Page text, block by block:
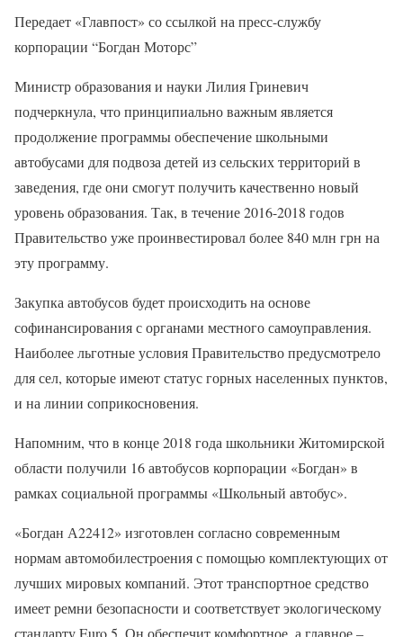
Передает «Главпост» со ссылкой на пресс-службу
корпорации “Богдан Моторс”
Министр образования и науки Лилия Гриневич
подчеркнула, что принципиально важным является
продолжение программы обеспечение школьными
автобусами для подвоза детей из сельских территорий в
заведения, где они смогут получить качественно новый
уровень образования. Так, в течение 2016-2018 годов
Правительство уже проинвестировал более 840 млн грн на
эту программу.
Закупка автобусов будет происходить на основе
софинансирования с органами местного самоуправления.
Наиболее льготные условия Правительство предусмотрело
для сел, которые имеют статус горных населенных пунктов,
и на линии соприкосновения.
Напомним, что в конце 2018 года школьники Житомирской
области получили 16 автобусов корпорации «Богдан» в
рамках социальной программы «Школьный автобус».
«Богдан А22412» изготовлен согласно современным
нормам автомобилестроения с помощью комплектующих от
лучших мировых компаний. Этот транспортное средство
имеет ремни безопасности и соответствует экологическому
стандарту Euro 5. Он обеспечит комфортное, а главное –